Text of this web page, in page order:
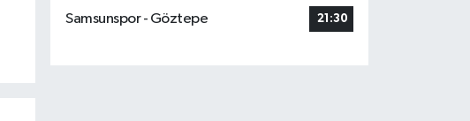
Samsunspor - Göztepe
21:30